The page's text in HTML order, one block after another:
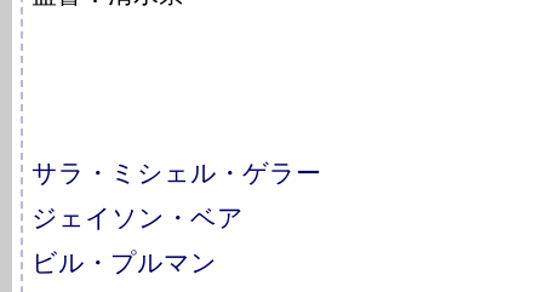
サラ・ミシェル・ゲラー
ジェイソン・ベア
ビル・プルマン